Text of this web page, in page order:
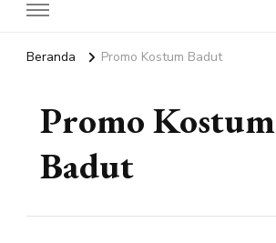
Beranda Promo Kostum Badut
Promo Kostum
Badut